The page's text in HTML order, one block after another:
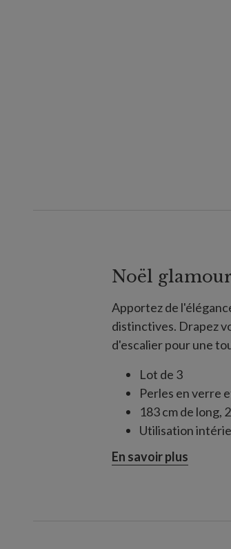
Noël glamour
Apportez de
distinctives. Drapez
d'escalier pour une
Lot de 3
Perles en verre
183 cm de long,
Utilisation
En savoir plus